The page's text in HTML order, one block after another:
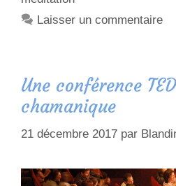
Laisser un commentaire
Une conférence
chamanique
21 décembre 2017 par